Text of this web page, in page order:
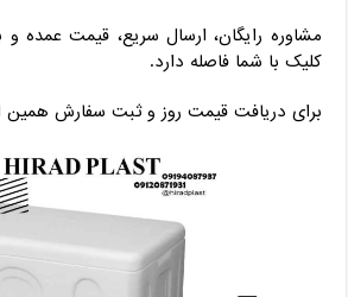
مشاوره رایگان، ارسال سریع، قیمت عمده و
کلیک با شما فاصله دارد.
برای دریافت قیمت روز و ثبت سفارش همین